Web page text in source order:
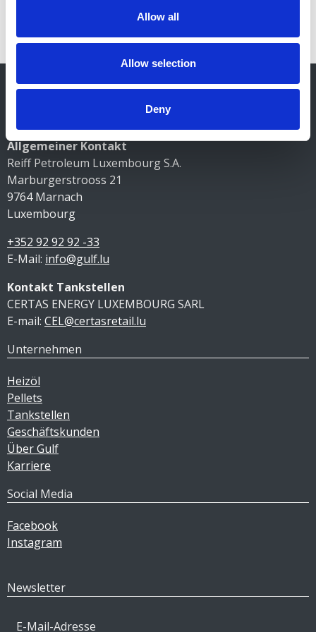
Allow all
Allow selection
Deny
Website und seine Social-Media-Kanäle eine Reihe an
Partnerschaft der beiden Marken veranschaulicht.
Allgemeiner Kontakt
Reiff Petroleum Luxembourg S.A.
Marburgerstrooss 21
9764 Marnach
Luxembourg
+352 92 92 92 -33
E-Mail: info@gulf.lu
Kontakt Tankstellen
CERTAS ENERGY LUXEMBOURG SARL
E-mail: CEL@certasretail.lu
Unternehmen
Heizöl
Pellets
Tankstellen
Geschäftskunden
Über Gulf
Karriere
Social Media
Facebook
Instagram
Newsletter
E-Mail-Adresse